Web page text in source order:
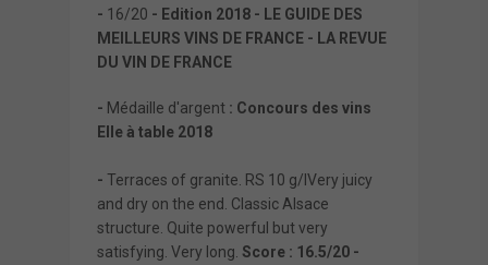
- 16/20 - Edition 2018 - LE GUIDE DES
MEILLEURS VINS DE FRANCE - LA REVUE
DU VIN DE FRANCE
- Médaille d'argent : Concours des vins
Elle à table 2018
- Terraces of granite. RS 10 g/lVery juicy
and dry on the end. Classic Alsace
structure. Quite powerful but very
satisfying. Very long. Score : 16.5/20 -